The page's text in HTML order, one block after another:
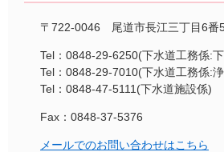
〒722-0046 尾道市長江三丁目6番
Tel：0848-29-6250 下水道工務係:
Tel：0848-29-7010 下水道工務係:
Tel：0848-47-5111 下水道施設係
Fax：0848-37-5376
メールでのお問い合わせはこちら